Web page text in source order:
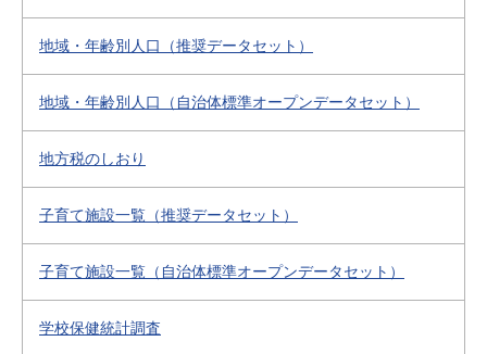
地域・年齢別人口（推奨データセット）
地域・年齢別人口（自治体標準オープンデータセット）
地方税のしおり
子育て施設一覧（推奨データセット）
子育て施設一覧（自治体標準オープンデータセット）
学校保健統計調査